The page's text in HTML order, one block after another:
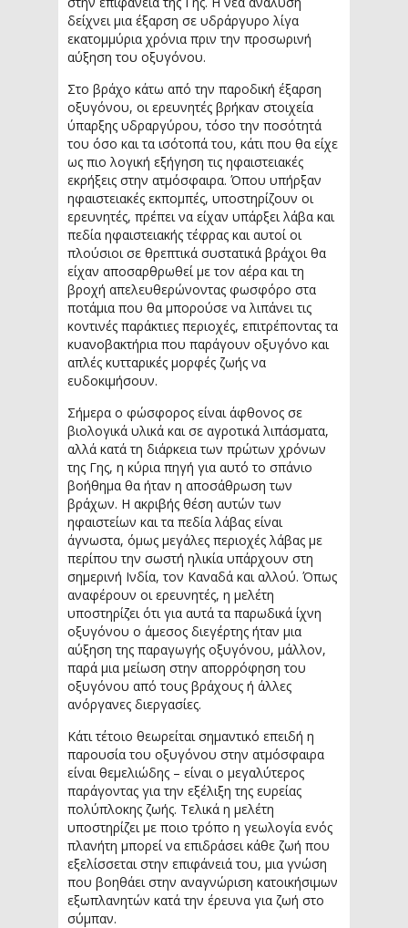
δείχνει μια έξαρση σε υδράργυρο λίγα
εκατομμύρια χρόνια πριν την προσωρινή
αύξηση του οξυγόνου.
Στο βράχο κάτω από την παροδική έξαρση
οξυγόνου, οι ερευνητές βρήκαν στοιχεία
ύπαρξης υδραργύρου, τόσο την ποσότητά
του όσο και τα ισότοπά του, κάτι που θα είχε
ως πιο λογική εξήγηση τις ηφαιστειακές
εκρήξεις στην ατμόσφαιρα. Όπου υπήρξαν
ηφαιστειακές εκπομπές, υποστηρίζουν οι
ερευνητές, πρέπει να είχαν υπάρξει λάβα και
πεδία ηφαιστειακής τέφρας και αυτοί οι
πλούσιοι σε θρεπτικά συστατικά βράχοι θα
είχαν αποσαρθρωθεί με τον αέρα και τη
βροχή απελευθερώνοντας φωσφόρο στα
ποτάμια που θα μπορούσε να λιπάνει τις
κοντινές παράκτιες περιοχές, επιτρέποντας τα
κυανοβακτήρια που παράγουν οξυγόνο και
απλές κυτταρικές μορφές ζωής να
ευδοκιμήσουν.
Σήμερα ο φώσφορος είναι άφθονος σε
βιολογικά υλικά και σε αγροτικά λιπάσματα,
αλλά κατά τη διάρκεια των πρώτων χρόνων
της Γης, η κύρια πηγή για αυτό το σπάνιο
βοήθημα θα ήταν η αποσάθρωση των
βράχων. Η ακριβής θέση αυτών των
ηφαιστείων και τα πεδία λάβας είναι
άγνωστα, όμως μεγάλες περιοχές λάβας με
περίπου την σωστή ηλικία υπάρχουν στη
σημερινή Ινδία, τον Καναδά και αλλού. Όπως
αναφέρουν οι ερευνητές, η μελέτη
υποστηρίζει ότι για αυτά τα παρωδικά ίχνη
οξυγόνου ο άμεσος διεγέρτης ήταν μια
αύξηση της παραγωγής οξυγόνου, μάλλον,
παρά μια μείωση στην απορρόφηση του
οξυγόνου από τους βράχους ή άλλες
ανόργανες διεργασίες.
Κάτι τέτοιο θεωρείται σημαντικό επειδή η
παρουσία του οξυγόνου στην ατμόσφαιρα
είναι θεμελιώδης – είναι ο μεγαλύτερος
παράγοντας για την εξέλιξη της ευρείας
πολύπλοκης ζωής. Τελικά η μελέτη
υποστηρίζει με ποιο τρόπο η γεωλογία ενός
πλανήτη μπορεί να επιδράσει κάθε ζωή που
εξελίσσεται στην επιφάνειά του, μια γνώση
που βοηθάει στην αναγνώριση κατοικήσιμων
εξωπλανητών κατά την έρευνα για ζωή στο
σύμπαν.